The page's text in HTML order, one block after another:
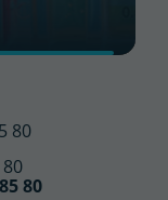
80